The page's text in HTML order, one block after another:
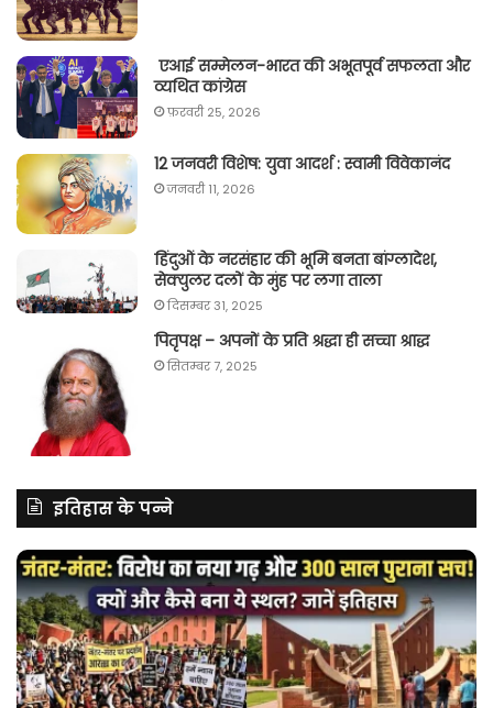
एआई सम्मेलन-भारत की अभूतपूर्व सफलता और
व्यथित कांग्रेस
फ़रवरी 25, 2026
12 जनवरी विशेष: युवा आदर्श : स्वामी विवेकानंद
जनवरी 11, 2026
हिंदुओं के नरसंहार की भूमि बनता बांग्लादेश,
सेक्युलर दलों के मुंह पर लगा ताला
दिसम्बर 31, 2025
पितृपक्ष – अपनों के प्रति श्रद्धा ही सच्चा श्राद्ध
सितम्बर 7, 2025
इतिहास के पन्ने